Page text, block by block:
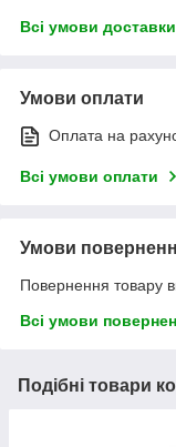
Всі умови доставки
Умови оплати
Оплата на
Всі умови оплати
Умови
Повернення товару
Всі умови
Подібні товари